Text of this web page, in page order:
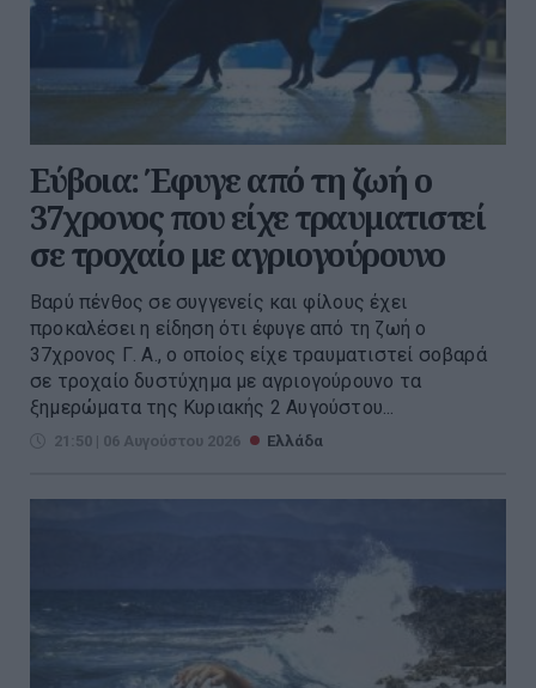
Εύβοια: Έφυγε από τη ζωή ο
37χρονος που είχε τραυματιστεί
σε τροχαίο με αγριογούρουνο
Βαρύ πένθος σε συγγενείς και φίλους έχει
προκαλέσει η είδηση ότι έφυγε από τη ζωή ο
37χρονος Γ. Α., ο οποίος είχε τραυματιστεί σοβαρά
σε τροχαίο δυστύχημα με αγριογούρουνο τα
ξημερώματα της Κυριακής 2 Αυγούστου...
21:50 | 06 Αυγούστου 2026 Ελλάδα